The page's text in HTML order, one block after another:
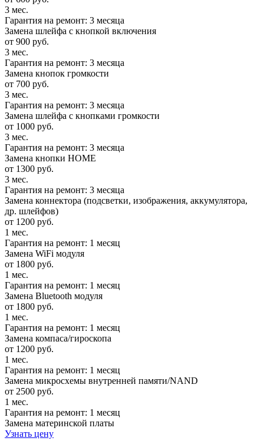
3 мес.
Гарантия на ремонт: 3 месяца
Замена шлейфа с кнопкой включения
от 900 руб.
3 мес.
Гарантия на ремонт: 3 месяца
Замена кнопок громкости
от 700 руб.
3 мес.
Гарантия на ремонт: 3 месяца
Замена шлейфа с кнопками громкости
от 1000 руб.
3 мес.
Гарантия на ремонт: 3 месяца
Замена кнопки HOME
от 1300 руб.
3 мес.
Гарантия на ремонт: 3 месяца
Замена коннектора (подсветки, изображения, аккумулятора,
др. шлейфов)
от 1200 руб.
1 мес.
Гарантия на ремонт: 1 месяц
Замена WiFi модуля
от 1800 руб.
1 мес.
Гарантия на ремонт: 1 месяц
Замена Bluetooth модуля
от 1800 руб.
1 мес.
Гарантия на ремонт: 1 месяц
Замена компаса/гироскопа
от 1200 руб.
1 мес.
Гарантия на ремонт: 1 месяц
Замена микросхемы внутренней памяти/NAND
от 2500 руб.
1 мес.
Гарантия на ремонт: 1 месяц
Замена материнской платы
Узнать цену